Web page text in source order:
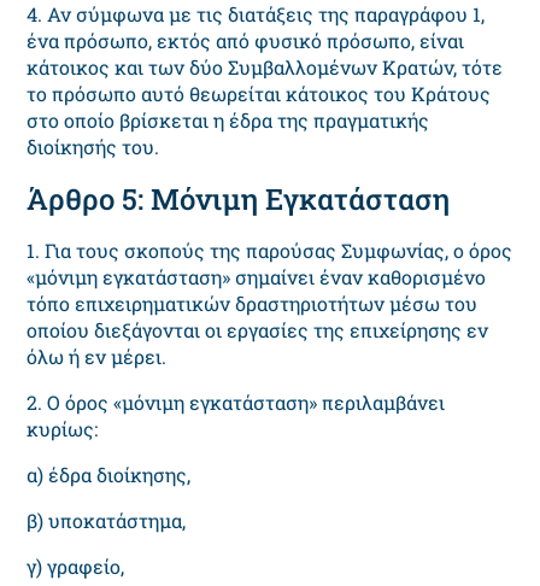
4. Αν σύμφωνα με τις διατάξεις της παραγράφου 1,
ένα πρόσωπο, εκτός από φυσικό πρόσωπο, είναι
κάτοικος και των δύο Συμβαλλομένων Κρατών, τότε
το πρόσωπο αυτό θεωρείται κάτοικος του Κράτους
στο οποίο βρίσκεται η έδρα της πραγματικής
διοίκησής του.
Άρθρο 5: Μόνιμη Εγκατάσταση
1. Για τους σκοπούς της παρούσας Συμφωνίας, ο όρος
«μόνιμη εγκατάσταση» σημαίνει έναν καθορισμένο
τόπο επιχειρηματικών δραστηριοτήτων μέσω του
οποίου διεξάγονται οι εργασίες της επιχείρησης εν
όλω ή εν μέρει.
2. Ο όρος «μόνιμη εγκατάσταση» περιλαμβάνει
κυρίως:
α) έδρα διοίκησης,
β) υποκατάστημα,
γ) γραφείο,